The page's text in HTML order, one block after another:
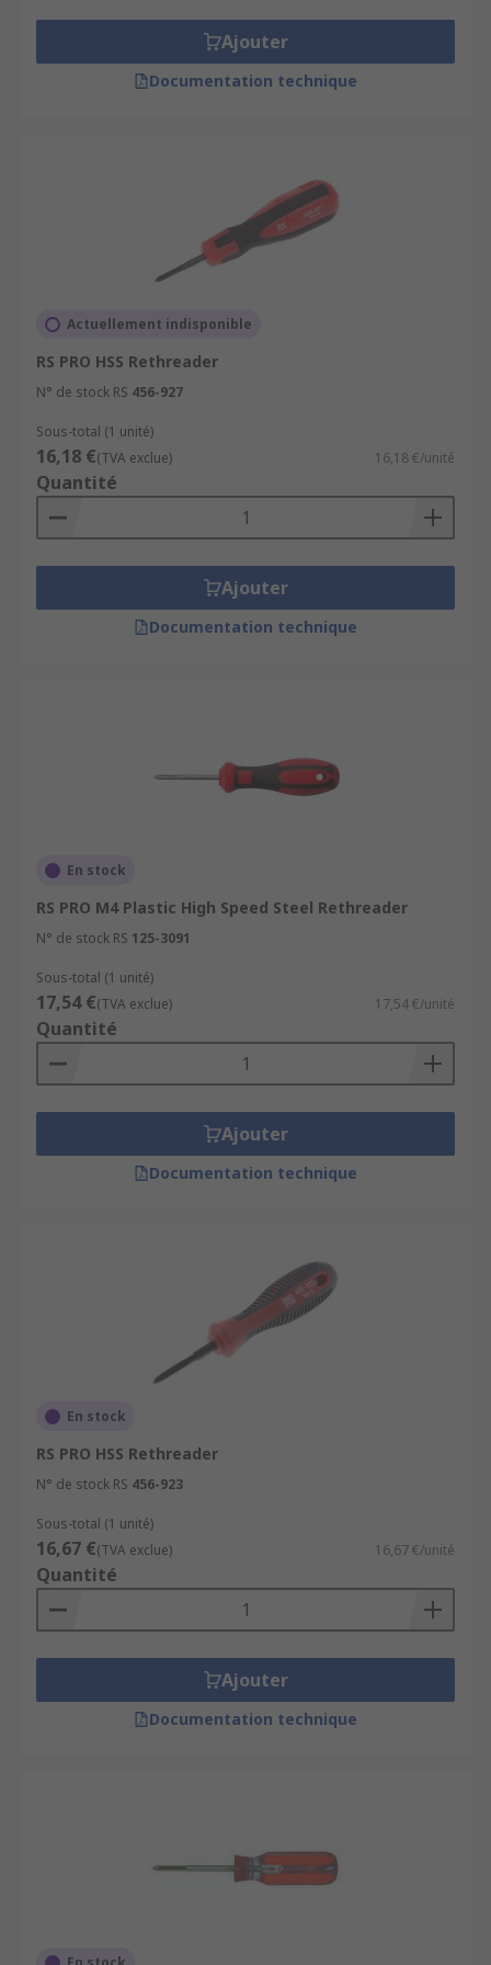
Ajouter
Documentation technique
Actuellement indisponible
RS PRO HSS Rethreader
N° de stock RS 456-927
Sous-total (1 unité)
16,18 €(TVA exclue) 16,18 €/unité
Quantité
Ajouter
Documentation technique
En stock
RS PRO M4 Plastic High Speed Steel Rethreader
N° de stock RS 125-3091
Sous-total (1 unité)
17,54 €(TVA exclue) 17,54 €/unité
Quantité
Ajouter
Documentation technique
En stock
RS PRO HSS Rethreader
N° de stock RS 456-923
Sous-total (1 unité)
16,67 €(TVA exclue) 16,67 €/unité
Quantité
Ajouter
Documentation technique